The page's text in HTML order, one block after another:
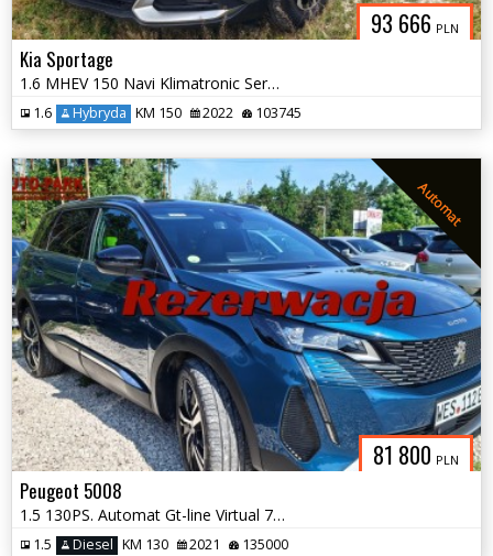
93 666 PLN
Kia Sportage
1.6 MHEV 150 Navi Klimatronic Serwis 202
1.6 Hybryda KM 150 2022 103745
81 800 PLN
Automat
Peugeot 5008
1.5 130PS. Automat Gt-line Virtual 7-osób Full Serwis 2021
1.5 Diesel KM 130 2021 135000